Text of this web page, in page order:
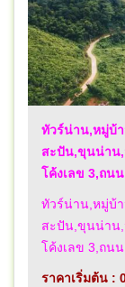
ทัวร์น่าน,หมู่บ้า
สะปัน,ขุนน่าน,
โค้งเลข 3,ถน
ทัวร์น่าน,หมู่บ้า
สะปัน,ขุนน่าน,
โค้งเลข 3,ถน
ราคาเริ่มต้น :